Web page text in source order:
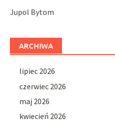
Jupol Bytom
ARCHIWA
lipiec 2026
czerwiec 2026
maj 2026
kwiecień 2026